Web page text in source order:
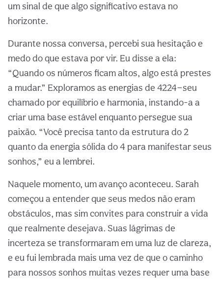
um sinal de que algo significativo estava no
horizonte.
Durante nossa conversa, percebi sua hesitação e
medo do que estava por vir. Eu disse a ela:
“Quando os números ficam altos, algo está prestes
a mudar.” Exploramos as energias de 4224—seu
chamado por equilíbrio e harmonia, instando-a a
criar uma base estável enquanto persegue sua
paixão. “Você precisa tanto da estrutura do 2
quanto da energia sólida do 4 para manifestar seus
sonhos,” eu a lembrei.
Naquele momento, um avanço aconteceu. Sarah
começou a entender que seus medos não eram
obstáculos, mas sim convites para construir a vida
que realmente desejava. Suas lágrimas de
incerteza se transformaram em uma luz de clareza,
e eu fui lembrada mais uma vez de que o caminho
para nossos sonhos muitas vezes requer uma base